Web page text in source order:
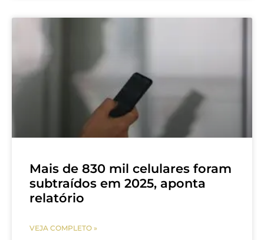
Mais de 830 mil celulares foram
subtraídos em 2025, aponta
relatório
VEJA COMPLETO »